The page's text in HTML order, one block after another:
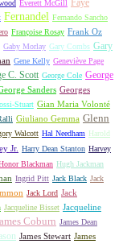
Everett McGill Faye
Fernandel Fernando Sancho
Françoise Rosay Frank Oz
Gaby Morlay Gary Combs Gary
Gene Kelly Geneviève Page
C. Scott George Cole George
Sanders Georges
Stuart Gian Maria Volonté
Giuliano Gemma Glenn
Walcott Hal Needham Harold
Jr. Harry Dean Stanton Harvey
Blackman Hugh Jackman
Ingrid Pitt Jack Black Jack
Jack Lord Jack
Jacqueline Bisset Jacqueline
Coburn James Dean
James Stewart James